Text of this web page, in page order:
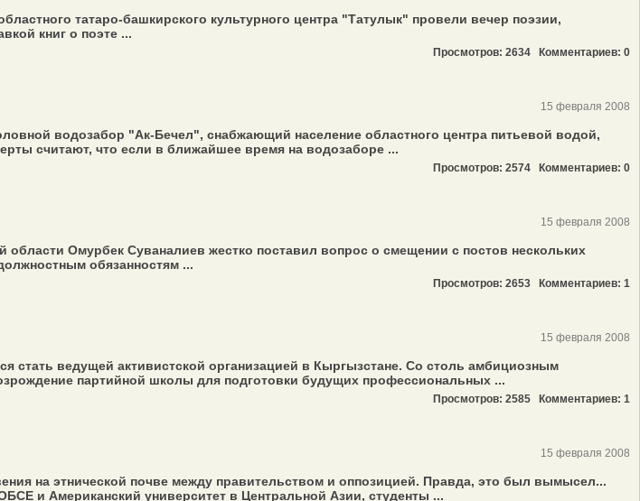
татаро-башкирского культурного центра "Татулык" провели вечер поэзии,
книг о поэте ...
Просмотров: 2634 Комментариев: 0
15 февраля 2008
водозабор "Ак-Бечел", снабжающий население областного центра питьевой водой,
считают, что если в ближайшее время на водозаборе ...
Просмотров: 2574 Комментариев: 0
15 февраля 2008
Омурбек Суваналиев жестко поставил вопрос о смещении с постов нескольких
обязанностям ...
Просмотров: 2653 Комментариев: 1
15 февраля 2008
ведущей активистской организацией в Кыргызстане. Со столь амбициозным
партийной школы для подготовки будущих профессиональных ...
Просмотров: 2585 Комментариев: 1
15 февраля 2008
на этнической почве между правительством и оппозицией. Правда, это был вымысел...
и Американский университет в Центральной Азии, студенты ...